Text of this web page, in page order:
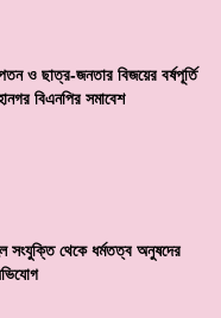
ও ছাত্র-জনতার বিজয়ের বর্ষপূর্তি
বিএনপির সমাবেশ
সংযুক্তি থেকে ধর্মতত্ব অনুষদের